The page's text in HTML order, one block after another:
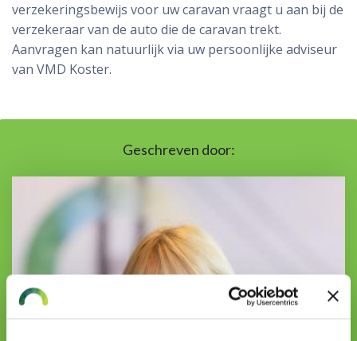
verzekeringsbewijs voor uw caravan vraagt u aan bij de
verzekeraar van de auto die de caravan trekt.
Aanvragen kan natuurlijk via uw persoonlijke adviseur
van VMD Koster.
Geschreven door: